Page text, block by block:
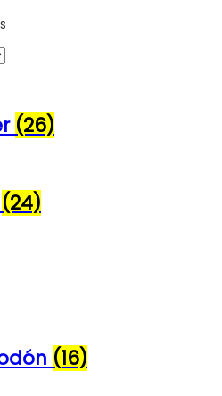
(26)
(24)
(16)